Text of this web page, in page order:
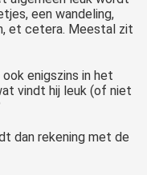
een wandeling,
et cetera. Meestal zit
enigszins in het
vindt hij leuk (of niet
dan rekening met de